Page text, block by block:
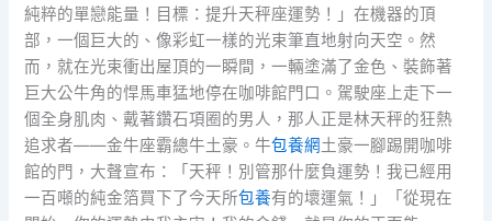
純粹的單戀能量！目標：提升天秤座運勢！」在機器的頂
部，一個巨大的、像彩虹一樣的光束筆直地射向天空。然
而，就在光束衝出屋頂的一瞬間，一輛塗滿了金色、裝飾著
巨大公牛角的悍馬車猛地停在咖啡館門口。駕駛座上走下一
個全身肌肉、戴著鑽石項圈的男人，那人正是林天秤的狂熱
追求者——金牛座霸總牛土豪。牛包養網土豪一腳踢開咖啡
館的門，大聲宣布：「天秤！別管那什麼負運勢！我已經用
一百噸的純金箔買下了今天所包養有的壞運氣！」「從現在